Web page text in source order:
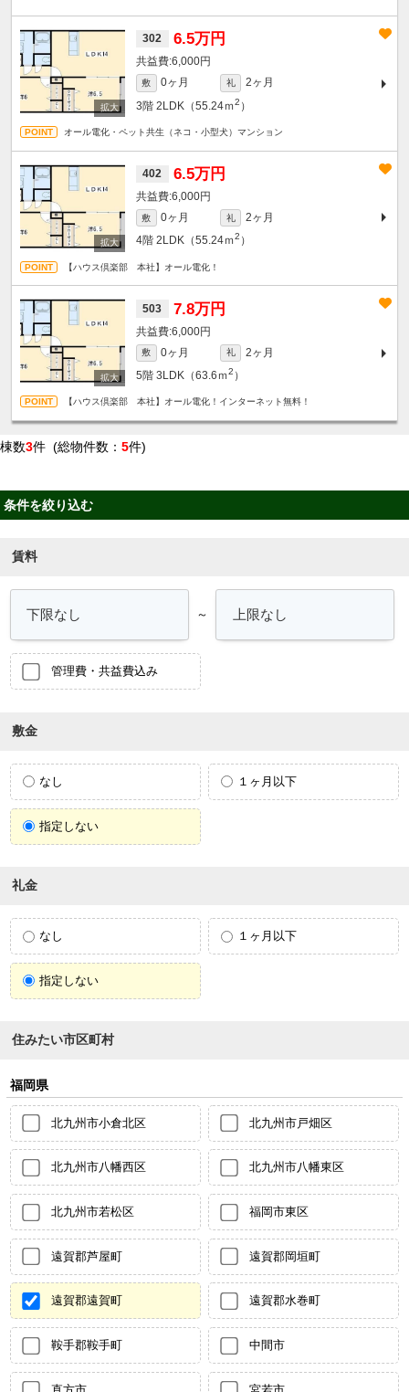
302 6.5万円
6,000円
敷 0ヶ月 礼
2ヶ月
3階 2LDK（55.24ｍ2 ）
オール電化・ペット共生（ネコ・小型犬）マンション
402 6.5万円
6,000円
敷 0ヶ月 礼
2ヶ月
4階 2LDK（55.24ｍ2 ）
【ハウス倶楽部 本社】オール電化！
503 7.8万円
6,000円
敷 0ヶ月 礼
2ヶ月
5階 3LDK（63.6ｍ2 ）
【ハウス倶楽部 本社】オール電化！インターネット無料！
棟数3件 (総物件数： 5件)
条件を絞り込む
賃料
～
管理費・共益費込み
敷金
なし １ヶ月以下
指定しない
礼金
なし １ヶ月以下
指定しない
住みたい市区町村
福岡県
北九州市小倉北区 北九州市戸畑区
北九州市八幡西区 北九州市八幡東区
北九州市若松区 福岡市東区
遠賀郡芦屋町 遠賀郡岡垣町
遠賀郡遠賀町 遠賀郡水巻町
鞍手郡鞍手町 中間市